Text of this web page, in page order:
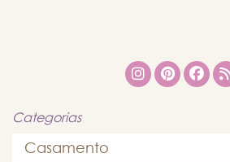
Categorias
Casamento